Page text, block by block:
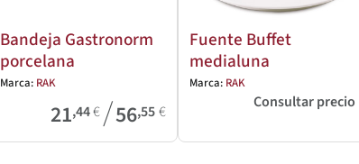
Bandeja Gastronorm
porcelana
Marca: RAK
21,44€/56,55€
Fuente Buffet
medialuna
Marca: RAK
Consultar precio